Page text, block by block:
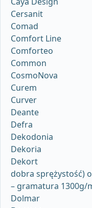
Cersanit
Comad
Comfort Line
Comforteo
Common
CosmoNova
Curem
Curver
Deante
Defra
Dekodonia
Dekoria
Dekort
dobra sprężystość)
– gramatura 1300g/
Dolmar